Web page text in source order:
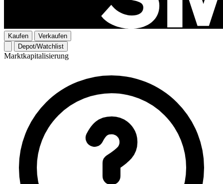
Kaufen
Verkaufen
Depot/Watchlist
Marktkapitalisierung